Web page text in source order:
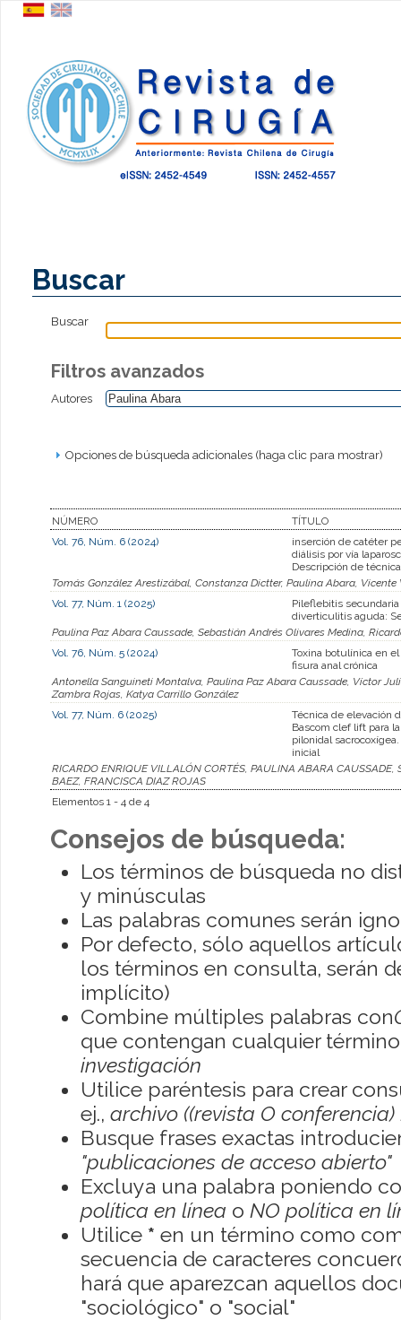
Buscar
Buscar
Filtros avanzados
Autores
Opciones de búsqueda adicionales (haga clic para mostrar)
NÚMERO
TÍTULO
Vol. 76, Núm. 6 (2024)
inserción de catéter
diálisis por vía
Descripción de
Tomás González Arestizábal, Constanza Dictter, Paulina Abara,
Vol. 77, Núm. 1 (2025)
Pileflebitis secundaria
diverticulitis aguda:
Paulina Paz Abara Caussade, Sebastián Andrés Olivares Medina,
Vol. 76, Núm. 5 (2024)
Toxina botulínica en
fisura anal crónica
Antonella Sanguineti Montalva, Paulina Paz Abara Caussade, Víctor
Zambra Rojas, Katya Carrillo González
Vol. 77, Núm. 6 (2025)
Técnica de elevación
Bascom clef lift para
pilonidal
inicial
RICARDO ENRIQUE VILLALÓN CORTÉS, PAULINA ABARA
BAEZ, FRANCISCA DIAZ ROJAS
Elementos 1 - 4 de 4
Consejos de búsqueda:
Los términos de búsqueda no
y minúsculas
Las palabras comunes serán
Por defecto, sólo aquellos
los términos en consulta, serán
implícito)
Combine múltiples palabras con
que contengan cualquier
investigación
Utilice paréntesis para crear
ej., archivo ((revista O conferencia)
Busque frases exactas
"publicaciones de acceso abierto"
Excluya una palabra poniendo
política en línea o NO política en
Utilice * en un término como
secuencia de caracteres
hará que aparezcan aquellos
"sociológico" o "social"